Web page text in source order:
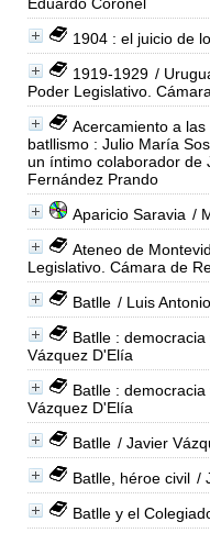
1904 : el juicio de
1919-1929 /
Poder Legislativo.
Acercamiento a
batllismo : Julio María
un íntimo colaborador de
Fernández Prando
Aparicio Saravia /
Ateneo de
Legislativo. Cámara de
Batlle / Luis
Batlle :
Vázquez D'Elía
Batlle :
Vázquez D'Elía
Batlle / Javier
Batlle, héroe civil /
Batlle y el